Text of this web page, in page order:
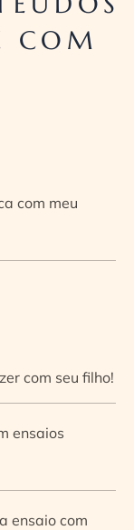
COM
com meu
com seu filho!
ensaios
ensaio com